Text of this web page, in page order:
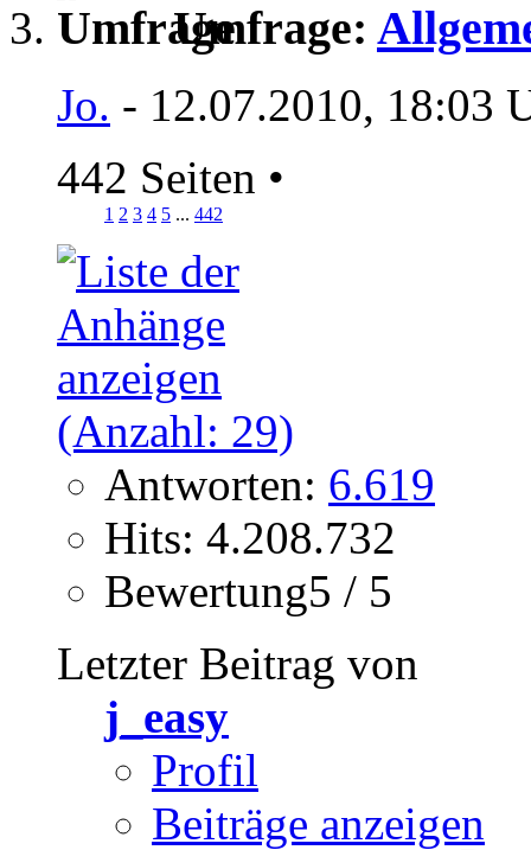
Umfrage:
Jo. - 12.07.2010, 18:03
442 Seiten •
1 2 3 4 5 ... 442
Antworten: 6.619
Hits: 4.208.732
Bewertung5 / 5
Letzter Beitrag von
j_easy
Profil
Beiträge anzeigen